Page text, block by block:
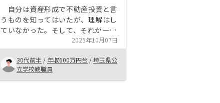
自分は資産形成で不動産投資と言
うものを知ってはいたが、理解はし
ていなかった。そして、それが一部
の職についている人のみができると
思っていた。担当者と話をしていく
中で、疑問や不安がクリアになって
ゆき、自分の中では今後の資産形成
をしていく中でリスクを取ってでも
2025年10月07日
30代前半 / 年収600万円台 /埼玉県公
立学校教職員